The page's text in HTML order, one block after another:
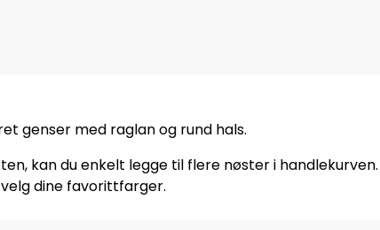
genser med raglan og rund hals.
kan du enkelt legge til flere nøster i handlekurven.
dine favorittfarger.